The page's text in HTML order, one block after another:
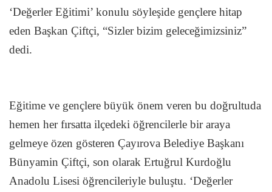
‘Değerler Eğitimi’ konulu söyleşide gençlere hitap
eden Başkan Çiftçi, “Sizler bizim geleceğimizsiniz”
dedi.
Eğitime ve gençlere büyük önem veren bu doğrultuda
hemen her fırsatta ilçedeki öğrencilerle bir araya
gelmeye özen gösteren Çayırova Belediye Başkanı
Bünyamin Çiftçi, son olarak Ertuğrul Kurdoğlu
Anadolu Lisesi öğrencileriyle buluştu. ‘Değerler